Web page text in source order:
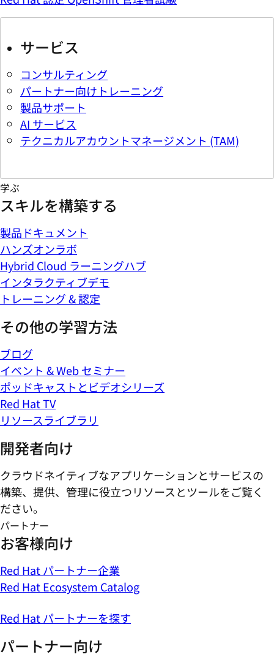
サービス
コンサルティング
パートナー向けトレーニング
製品サポート
AI サービス
テクニカルアカウントマネージメント (TAM)
学ぶ
スキルを構築する
製品ドキュメント
ハンズオンラボ
Hybrid Cloud ラーニングハブ
インタラクティブデモ
トレーニング & 認定
その他の学習方法
ブログ
イベント & Web セミナー
ポッドキャストとビデオシリーズ
Red Hat TV
リソースライブラリ
開発者向け
クラウドネイティブなアプリケーションとサービスの
構築、提供、管理に役立つリソースとツールをご覧く
ださい。
パートナー
お客様向け
Red Hat パートナー企業
Red Hat Ecosystem Catalog
Red Hat パートナーを探す
パートナー向け